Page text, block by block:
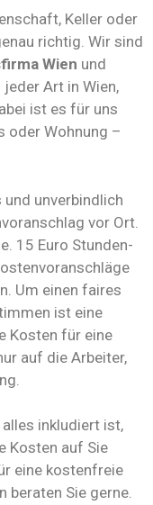
Keller oder
richtig. Wir sind
Wien und
Art in Wien,
ist es für uns
oder Wohnung –
unverbindlich
vor Ort.
15 Euro Stunden-
Um einen faires
ist eine
Kosten für eine
auf die Arbeiter,
inkludiert ist,
Kosten auf Sie
eine kostenfreie
beraten Sie gerne.